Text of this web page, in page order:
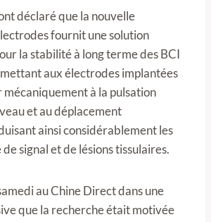
déclaré que la nouvelle
fournit une solution
la stabilité à long terme des BCI
aux électrodes implantées
à la pulsation
et au déplacement
ainsi considérablement les
signal et de lésions tissulaires.
au Chine Direct dans une
que la recherche était motivée